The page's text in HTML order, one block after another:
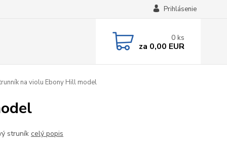
Prihlásenie
0 ks
za 0,00 EUR
na violu Ebony Hill model
struník celý popis